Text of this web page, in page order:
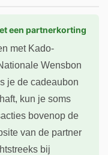
een partnerkorting
met Kado-
Wensbon
je de cadeaubon
kun je soms
bovenop de
van de partner
bij